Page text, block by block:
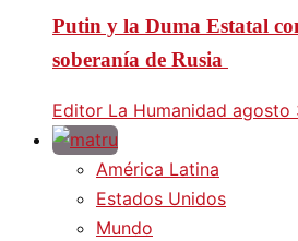
Putin y la Duma Estatal
soberanía de Rusia
Editor La Humanidad agosto
América Latina
Estados Unidos
Mundo